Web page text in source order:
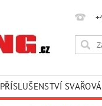
PŘÍSLUŠENSTVÍ